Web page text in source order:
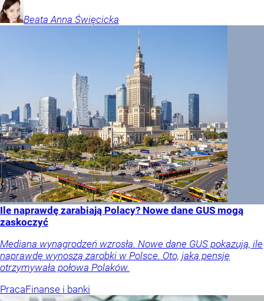
Beata Anna Święcicka
Ile naprawdę zarabiają Polacy? Nowe dane GUS mogą
zaskoczyć
Mediana wynagrodzeń wzrosła. Nowe dane GUS pokazują, ile
naprawdę wynoszą zarobki w Polsce. Oto, jaką pensję
otrzymywała połowa Polaków.
PracaFinanse i banki